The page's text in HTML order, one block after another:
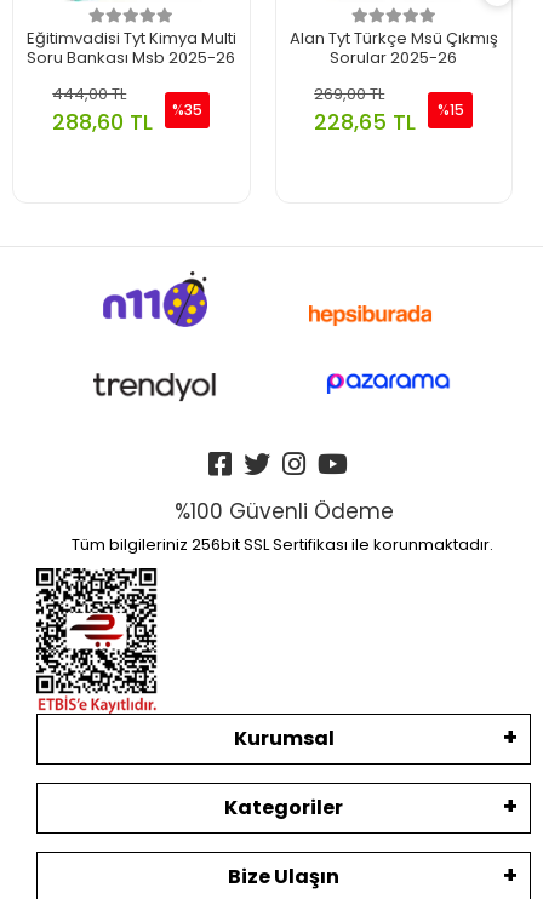
Eğitimvadisi Tyt Kimya Multi
Soru Bankası Msb 2025-26
444,00 TL
288,60 TL %35
Alan Tyt Türkçe Msü Çıkmış
Sorular 2025-26
269,00 TL
228,65 TL %15
%100 Güvenli Ödeme
Tüm bilgileriniz 256bit SSL Sertifikası ile korunmaktadır.
Kurumsal
Kategoriler
Bize Ulaşın